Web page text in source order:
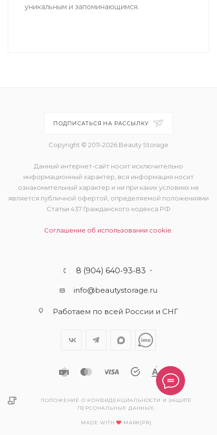
уникальным и запоминающимся.
ПОДПИСАТЬСЯ НА РАССЫЛКУ
Copyright © 2011-2026 Beauty Storage
Данный интернет-сайт носит исключительно
информационный характер, вся информация носит
ознакомительный характер и ни при каких условиях не
является публичной офертой, определяемой положениями
Статьи 437 Гражданского кодекса РФ
Соглашение об использовании cookie.
8 (904) 640-93-83
info@beautystorage.ru
Работаем по всей России и СНГ
ПОЛОЖЕНИЕ О КОНФИДЕНЦИАЛЬНОСТИ И ЗАЩИТЕ
ПЕРСОНАЛЬНЫХ ДАННЫХ.
MADE WITH MARK[PR]